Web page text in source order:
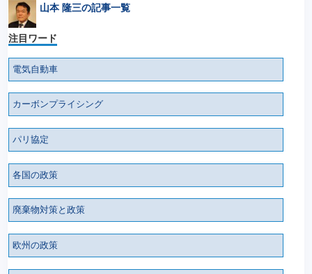
山本 隆三の記事一覧
注目ワード
電気自動車
カーボンプライシング
パリ協定
各国の政策
廃棄物対策と政策
欧州の政策